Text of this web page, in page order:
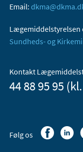
Email:
Lægemiddelstyrelsen
Sundheds- og
Kontakt
44 88 95 95
Følg os